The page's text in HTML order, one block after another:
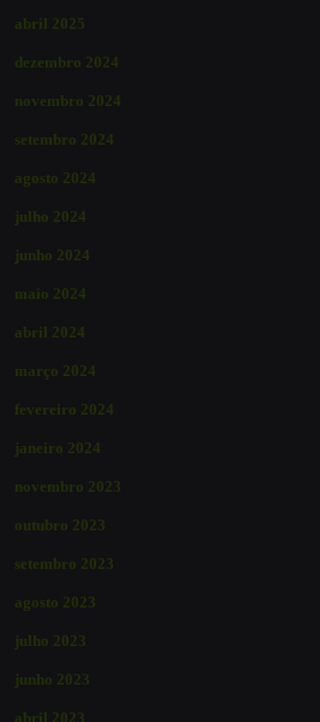
abril 2025
dezembro 2024
novembro 2024
setembro 2024
agosto 2024
julho 2024
junho 2024
maio 2024
abril 2024
março 2024
fevereiro 2024
janeiro 2024
novembro 2023
outubro 2023
setembro 2023
agosto 2023
julho 2023
junho 2023
abril 2023